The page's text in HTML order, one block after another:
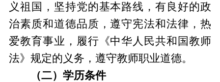
义祖国，坚持党的基本路线，有良好的政
治素质和道德品质，遵守宪法和法律，热
爱教育事业，履行《中华人民共和国教师
法》规定的义务，遵守教师职业道德。
（二）学历条件